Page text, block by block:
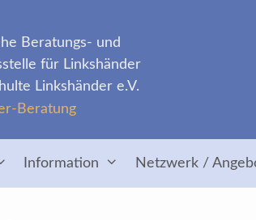
Beratungs- und
für Linkshänder
Linkshänder e.V.
Information Netzwerk /